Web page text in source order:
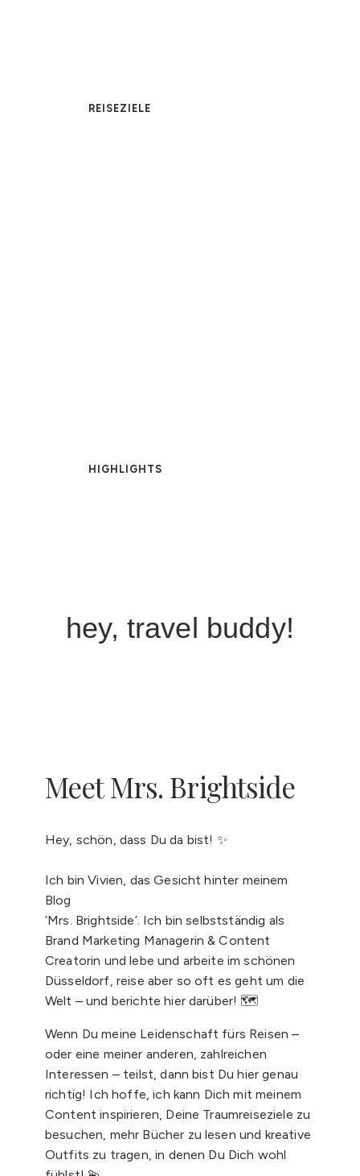
REISEZIELE
HIGHLIGHTS
hey, travel buddy!
Meet Mrs. Brightside
Hey, schön, dass Du da bist! ✨
Ich bin Vivien, das Gesicht hinter meinem
Blog
‘Mrs. Brightside’. Ich bin selbstständig als
Brand Marketing Managerin & Content
Creatorin und lebe und arbeite im schönen
Düsseldorf, reise aber so oft es geht um die
Welt – und berichte hier darüber! 🗺️
Wenn Du meine Leidenschaft fürs Reisen –
oder eine meiner anderen, zahlreichen
Interessen – teilst, dann bist Du hier genau
richtig! Ich hoffe, ich kann Dich mit meinem
Content inspirieren, Deine Traumreiseziele zu
besuchen, mehr Bücher zu lesen und kreative
Outfits zu tragen, in denen Du Dich wohl